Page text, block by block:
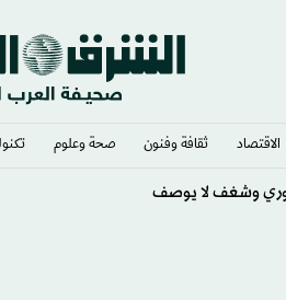
الاقتصاد ثقافة وفنون صحة وعلوم